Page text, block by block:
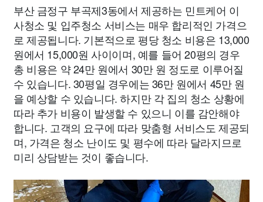
부산 금정구 부곡제3동에서 제공하는 민트케어 이
사청소 및 입주청소 서비스는 매우 합리적인 가격으
로 제공됩니다. 기본적으로 평당 청소 비용은 13,000
원에서 15,000원 사이이며, 예를 들어 20평의 경우
총 비용은 약 24만 원에서 30만 원 정도로 이루어질
수 있습니다. 30평일 경우에는 36만 원에서 45만 원
을 예상할 수 있습니다. 하지만 각 집의 청소 상황에
따라 추가 비용이 발생할 수 있으니 이를 감안해야
합니다. 고객의 요구에 따라 맞춤형 서비스도 제공되
며, 가격은 청소 난이도 및 평수에 따라 달라지므로
미리 상담받는 것이 좋습니다.